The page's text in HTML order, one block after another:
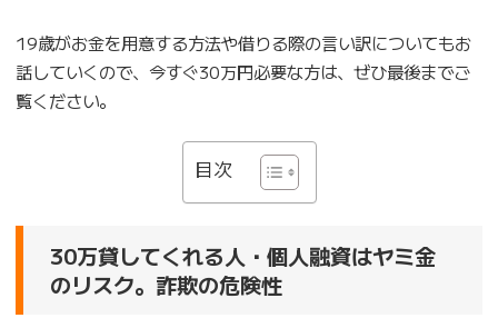
19歳がお金を用意する方法や借りる際の言い訳についてもお
話していくので、今すぐ30万円必要な方は、ぜひ最後までご
覧ください。
目次
30万貸してくれる人・個人融資はヤミ金
のリスク。詐欺の危険性